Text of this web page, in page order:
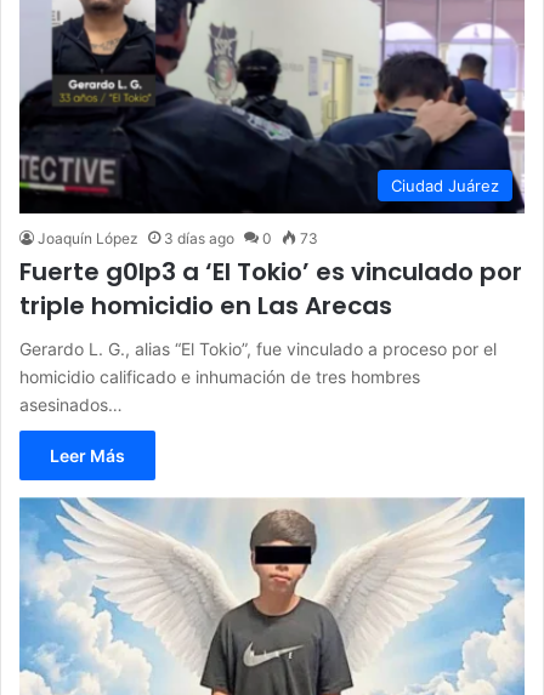
Ciudad Juárez
Joaquín López 3 días ago 0 73
Fuerte g0lp3 a ‘El Tokio’ es vinculado por
triple homicidio en Las Arecas
Gerardo L. G., alias “El Tokio”, fue vinculado a proceso por el
homicidio calificado e inhumación de tres hombres
asesinados…
Leer Más